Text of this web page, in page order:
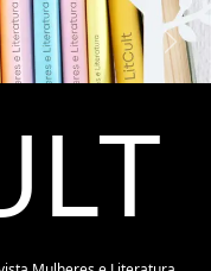
Next